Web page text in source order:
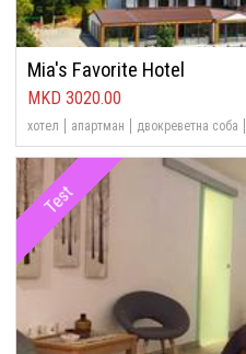
Mia's Favorite Hotel
3020.00
хотел апартман двокреветна соба
Test